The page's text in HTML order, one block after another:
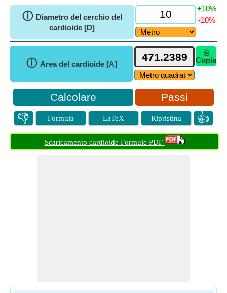
ⓘ Diametro del cerchio del
cardioide [D]
+10%
-10%
ⓘ Area del cardioide [A]
⎘
Copia
Passi
👎 Formula LaTeX Ripristina 👍
Scaricamento cardioide Formule PDF